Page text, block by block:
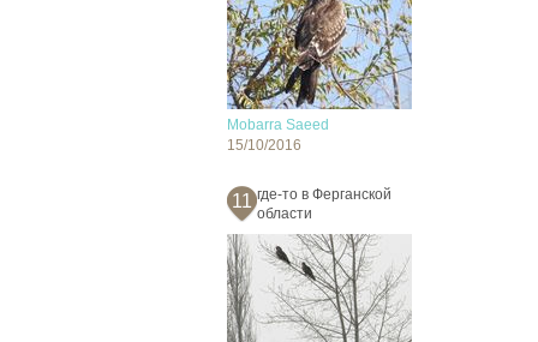
Mobarra Saeed
15/10/2016
11 где-то в Ферганской
области